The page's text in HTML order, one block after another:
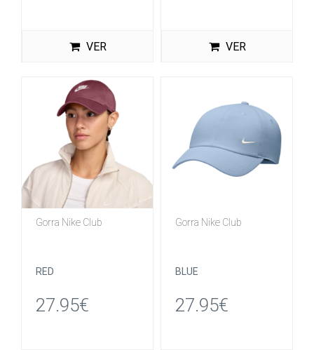
VER VER
Gorra Nike Club
RED
27.95€
Gorra Nike Club
BLUE
27.95€